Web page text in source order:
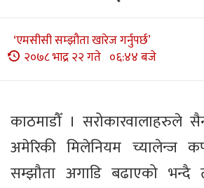
‘एमसीसी सम्झौता खारेज गर्नुपर्छ’
२०७८ भाद्र २२ गते ०६:४४ बजे
काठमाडौँ । सरोकारवालाहरुले
अमेरिकी मिलेनियम च्यालेन्ज
सम्झौता अगाडि बढाएको भन्दै